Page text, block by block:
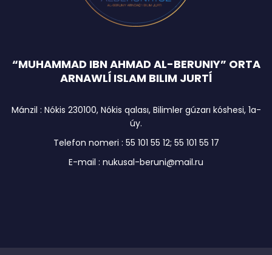
“MUHAMMAD IBN AHMAD AL-BERUNIY” ORTA
ARNAWLĺ ISLAM BILIM JURTĺ
Mánzil : Nókis 230100, Nókis qalası, Bilimler gúzarı kóshesi, 1a-
úy.
Telefon nomeri : 55 101 55 12; 55 101 55 17
E-mail : nukusal-beruni@mail.ru